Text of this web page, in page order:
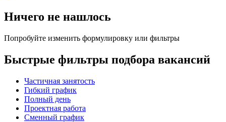
Ничего не нашлось
Попробуйте изменить формулировку или фильтры
Быстрые фильтры подбора вакансий
Частичная занятость
Гибкий график
Полный день
Проектная работа
Сменный график